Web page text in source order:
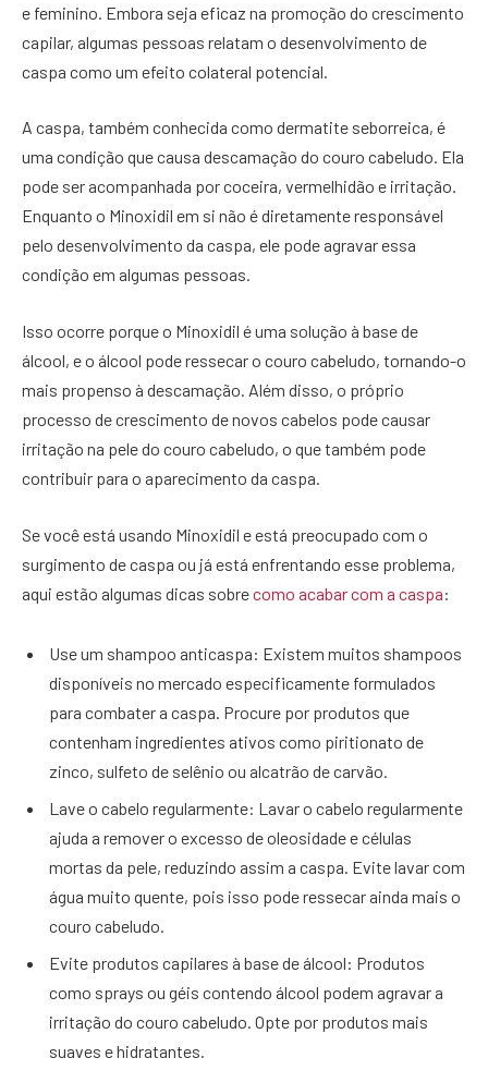
e feminino. Embora seja eficaz na promoção do crescimento
capilar, algumas pessoas relatam o desenvolvimento de
caspa como um efeito colateral potencial.
A caspa, também conhecida como dermatite seborreica, é
uma condição que causa descamação do couro cabeludo. Ela
pode ser acompanhada por coceira, vermelhidão e irritação.
Enquanto o Minoxidil em si não é diretamente responsável
pelo desenvolvimento da caspa, ele pode agravar essa
condição em algumas pessoas.
Isso ocorre porque o Minoxidil é uma solução à base de
álcool, e o álcool pode ressecar o couro cabeludo, tornando-o
mais propenso à descamação. Além disso, o próprio
processo de crescimento de novos cabelos pode causar
irritação na pele do couro cabeludo, o que também pode
contribuir para o aparecimento da caspa.
Se você está usando Minoxidil e está preocupado com o
surgimento de caspa ou já está enfrentando esse problema,
aqui estão algumas dicas sobrecomo acabar com a caspa:
Use um shampoo anticaspa: Existem muitos shampoos
disponíveis no mercado especificamente formulados
para combater a caspa. Procure por produtos que
contenham ingredientes ativos como piritionato de
zinco, sulfeto de selênio ou alcatrão de carvão.
Lave o cabelo regularmente: Lavar o cabelo regularmente
ajuda a remover o excesso de oleosidade e células
mortas da pele, reduzindo assim a caspa. Evite lavar com
água muito quente, pois isso pode ressecar ainda mais o
couro cabeludo.
Evite produtos capilares à base de álcool: Produtos
como sprays ou géis contendo álcool podem agravar a
irritação do couro cabeludo. Opte por produtos mais
suaves e hidratantes.